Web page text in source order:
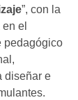
”, con la
el
pedagógico
diseñar e